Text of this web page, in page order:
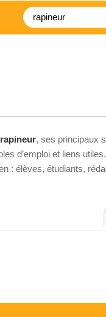
rapineur, ses principaux
d’emploi et liens
: élèves, étudiants,